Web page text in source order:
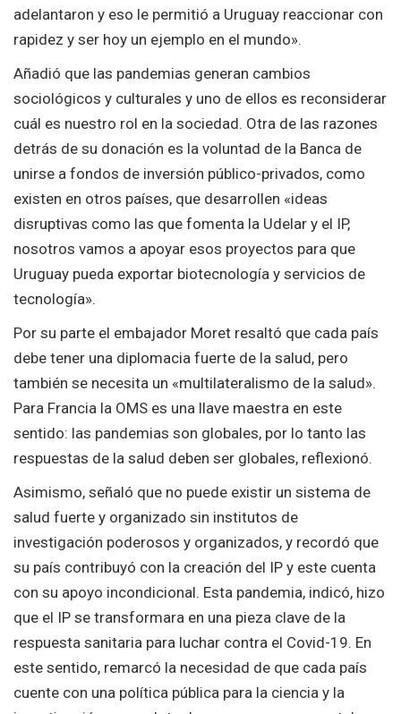
adelantaron y eso le permitió a Uruguay reaccionar con
rapidez y ser hoy un ejemplo en el mundo».
Añadió que las pandemias generan cambios
sociológicos y culturales y uno de ellos es reconsiderar
cuál es nuestro rol en la sociedad. Otra de las razones
detrás de su donación es la voluntad de la Banca de
unirse a fondos de inversión público-privados, como
existen en otros países, que desarrollen «ideas
disruptivas como las que fomenta la Udelar y el IP,
nosotros vamos a apoyar esos proyectos para que
Uruguay pueda exportar biotecnología y servicios de
tecnología».
Por su parte el embajador Moret resaltó que cada país
debe tener una diplomacia fuerte de la salud, pero
también se necesita un «multilateralismo de la salud».
Para Francia la OMS es una llave maestra en este
sentido: las pandemias son globales, por lo tanto las
respuestas de la salud deben ser globales, reflexionó.
Asimismo, señaló que no puede existir un sistema de
salud fuerte y organizado sin institutos de
investigación poderosos y organizados, y recordó que
su país contribuyó con la creación del IP y este cuenta
con su apoyo incondicional. Esta pandemia, indicó, hizo
que el IP se transformara en una pieza clave de la
respuesta sanitaria para luchar contra el Covid-19. En
este sentido, remarcó la necesidad de que cada país
cuente con una política pública para la ciencia y la